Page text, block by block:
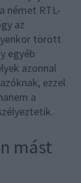
német RTL-
az
törött
egyéb
azonnal
ezzel
a
mást